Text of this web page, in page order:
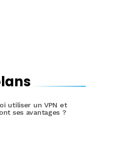
utiliser un VPN et
ses avantages ?